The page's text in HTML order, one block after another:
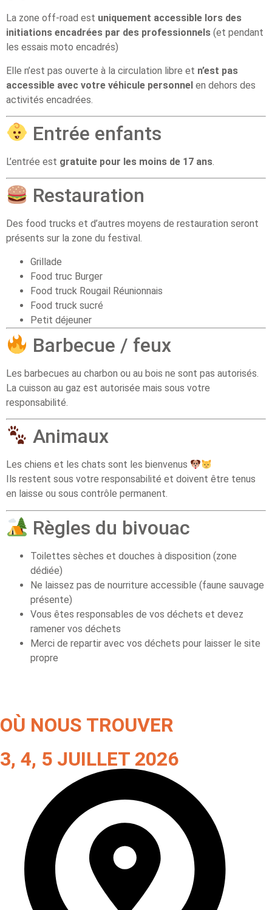
La zone off-road est uniquement accessible lors des
initiations encadrées par des professionnels (et pendant
les essais moto encadrés)
Elle n’est pas ouverte à la circulation libre et n’est pas
accessible avec votre véhicule personnel en dehors des
activités encadrées.
Entrée enfants
L’entrée est gratuite pour les moins de 17 ans.
Restauration
Des food trucks et d’autres moyens de restauration seront
présents sur la zone du festival.
Grillade
Food truc Burger
Food truck Rougail Réunionnais
Food truck sucré
Petit déjeuner
Barbecue / feux
Les barbecues au charbon ou au bois ne sont pas autorisés.
La cuisson au gaz est autorisée mais sous votre
responsabilité.
Animaux
Les chiens et les chats sont les bienvenus
Ils restent sous votre responsabilité et doivent être tenus
en laisse ou sous contrôle permanent.
Règles du bivouac
Toilettes sèches et douches à disposition (zone
dédiée)
Ne laissez pas de nourriture accessible (faune sauvage
présente)
Vous êtes responsables de vos déchets et devez
ramener vos déchets
Merci de repartir avec vos déchets pour laisser le site
propre
OÙ NOUS TROUVER
3, 4, 5 JUILLET 2026